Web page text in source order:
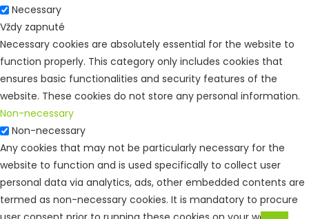
Necessary
Vždy zapnuté
Necessary cookies are absolutely essential for the website to
function properly. This category only includes cookies that
ensures basic functionalities and security features of the
website. These cookies do not store any personal information.
Non-necessary
Non-necessary
Any cookies that may not be particularly necessary for the
website to function and is used specifically to collect user
personal data via analytics, ads, other embedded contents are
termed as non-necessary cookies. It is mandatory to procure